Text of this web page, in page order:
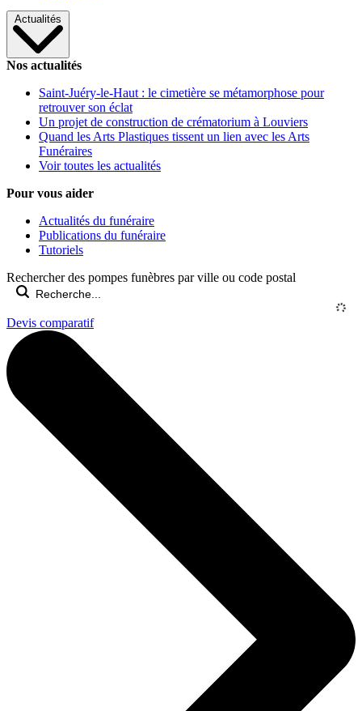
Actualités
Nos actualités
Saint-Juéry-le-Haut : le cimetière se métamorphose pour
retrouver son éclat
Un projet de construction de crématorium à Louviers
Quand les Arts Plastiques tissent un lien avec les Arts
Funéraires
Voir toutes les actualités
Pour vous aider
Actualités du funéraire
Publications du funéraire
Tutoriels
Rechercher des pompes funèbres par ville ou code postal
Devis comparatif